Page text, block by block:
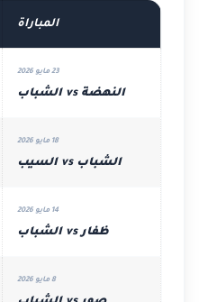
المباراة
23 مايو 2026
النهضة vs الشباب
18 مايو 2026
الشباب vs السيب
14 مايو 2026
ظفار vs الشباب
8 مايو 2026